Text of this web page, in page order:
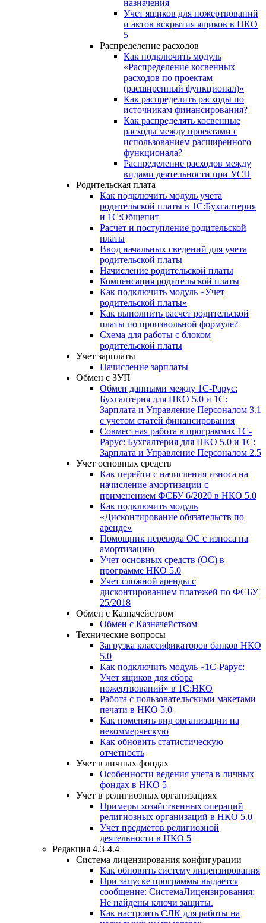
назначения
Учет ящиков для пожертвований
и актов вскрытия ящиков в НКО
5
Распределение расходов
Как подключить модуль
«Распределение косвенных
расходов по проектам
(расширенный функционал)»
Как распределить расходы по
источникам финансирования?
Как распределять косвенные
расходы между проектами с
использованием расширенного
функционала?
Распределение расходов между
видами деятельности при УСН
Родительская плата
Как подключить модуль учета
родительской платы в 1С:Бухгалтерия
и 1С:Общепит
Расчет и поступление родительской
платы
Ввод начальных сведений для учета
родительской платы
Начисление родительской платы
Компенсация родительской платы
Как подключить модуль «Учет
родительской платы»
Как выполнить расчет родительской
платы по произвольной формуле?
Схема для работы с блоком
родительской платы
Учет зарплаты
Начисление зарплаты
Обмен с ЗУП
Обмен данными между 1С-Рарус:
Бухгалтерия для НКО 5.0 и 1С:
Зарплата и Управление Персоналом 3.1
с учетом статей финансирования
Совместная работа в программах 1С-
Рарус: Бухгалтерия для НКО 5.0 и 1С:
Зарплата и Управление Персоналом 2.5
Учет основных средств
Как перейти с начисления износа на
начисление амортизации с
применением ФСБУ 6/2020 в НКО 5.0
Как подключить модуль
«Дисконтирование обязательств по
аренде»
Помощник перевода ОС с износа на
амортизацию
Учет основных средств (ОС) в
программе НКО 5.0
Учет сложной аренды с
дисконтированием платежей по ФСБУ
25/2018
Обмен с Казначейством
Обмен с Казначейством
Технические вопросы
Загрузка классификаторов банков НКО
5.0
Как подключить модуль «1С-Рарус:
Учет ящиков для сбора
пожертвований» в 1С:НКО
Работа с пользовательскими макетами
печати в НКО 5.0
Как поменять вид организации на
некоммерческую
Как обновить статистическую
отчетность
Учет в личных фондах
Особенности ведения учета в личных
фондах в НКО 5
Учет в религиозных организациях
Примеры хозяйственных операций
религиозных организаций в НКО 5.0
Учет предметов религиозной
деятельности в НКО 5
Редакция 4.3-4.4
Система лицензирования конфигурации
Как обновить систему лицензирования
При запуске программы выдается
сообщение: СистемаЛицензирования:
Не найдены ключи защиты.
Как настроить СЛК для работы на